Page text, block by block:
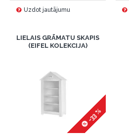
Uzdot jautājumu
LIELAIS GRĀMATU SKAPIS
(EIFEL KOLEKCIJA)
-33 %